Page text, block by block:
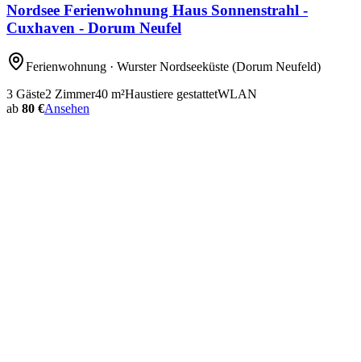
Nordsee Ferienwohnung Haus Sonnenstrahl -
Cuxhaven - Dorum Neufel
Ferienwohnung · Wurster Nordseeküste (Dorum Neufeld)
3 Gäste2 Zimmer40 m²Haustiere gestattetWLAN
ab 80 €Ansehen